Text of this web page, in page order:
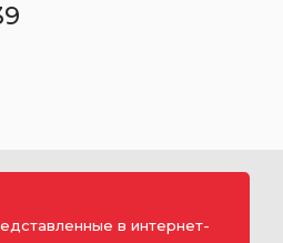
в интернет-